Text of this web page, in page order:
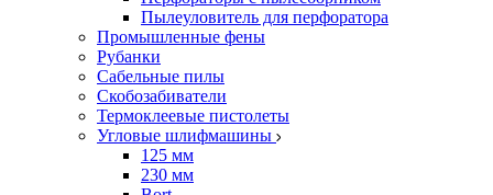
Пылеуловитель для перфоратора
Промышленные фены
Рубанки
Сабельные пилы
Скобозабиватели
Термоклеевые пистолеты
Угловые шлифмашины
125 мм
230 мм